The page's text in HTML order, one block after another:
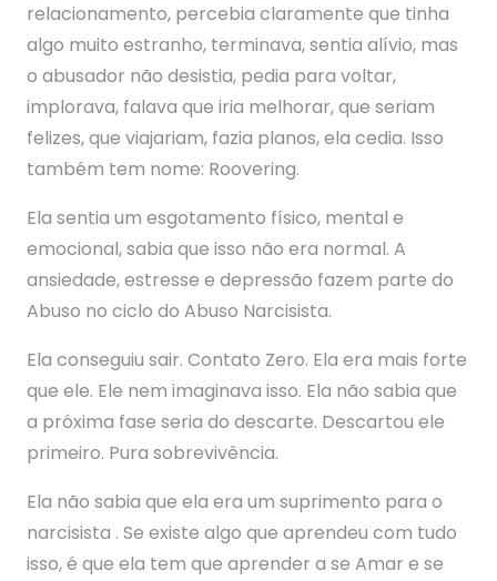
relacionamento, percebia claramente que tinha
algo muito estranho, terminava, sentia alívio, mas
o abusador não desistia, pedia para voltar,
implorava, falava que iria melhorar, que seriam
felizes, que viajariam, fazia planos, ela cedia. Isso
também tem nome: Roovering.
Ela sentia um esgotamento físico, mental e
emocional, sabia que isso não era normal. A
ansiedade, estresse e depressão fazem parte do
Abuso no ciclo do Abuso Narcisista.
Ela conseguiu sair. Contato Zero. Ela era mais forte
que ele. Ele nem imaginava isso. Ela não sabia que
a próxima fase seria do descarte. Descartou ele
primeiro. Pura sobrevivência.
Ela não sabia que ela era um suprimento para o
narcisista . Se existe algo que aprendeu com tudo
isso, é que ela tem que aprender a se Amar e se